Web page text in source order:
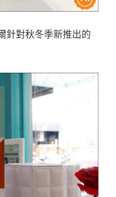
針對秋冬季新推出的